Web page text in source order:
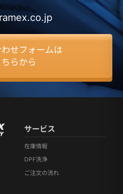
せフォームは
ちらから
サービス
在庫情報
DPF洗浄
ご注文の流れ